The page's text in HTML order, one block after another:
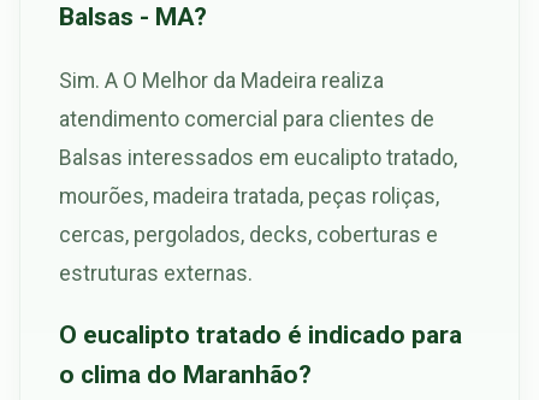
Balsas - MA?
Sim. A O Melhor da Madeira realiza
atendimento comercial para clientes de
Balsas interessados em eucalipto tratado,
mourões, madeira tratada, peças roliças,
cercas, pergolados, decks, coberturas e
estruturas externas.
O eucalipto tratado é indicado para
o clima do Maranhão?